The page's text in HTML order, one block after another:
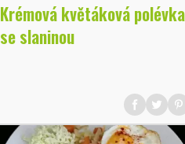
Krémová květáková polévka
se slaninou